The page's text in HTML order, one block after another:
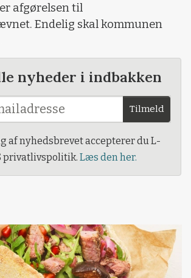
afgørelsen til
Endelig skal kommunen
nyheder i indbakken
Tilmeld
af nyhedsbrevet accepterer du L-
privatlivspolitik. Læs den her.